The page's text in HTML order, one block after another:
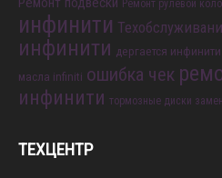
Ремонт подвески Ремонт рулевой
инфинити
инфинити дергается инфинити
масла infiniti ошибка чек
инфинити тормозные диски
ТЕХЦЕНТР